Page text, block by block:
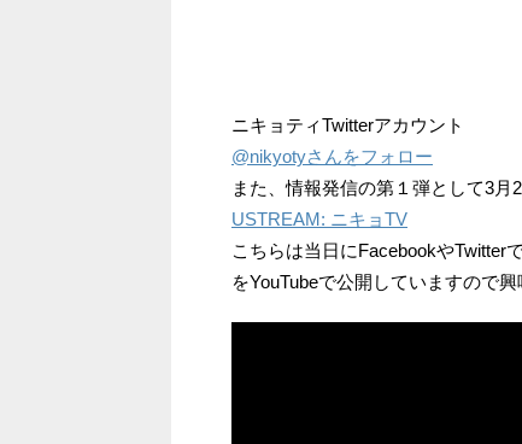
ニキョティTwitterアカウント
@nikyotyさんをフォロー
また、情報発信の第１弾として3月
USTREAM: ニキョTV
こちらは当日にFacebookやTwitter
をYouTubeで公開していますので